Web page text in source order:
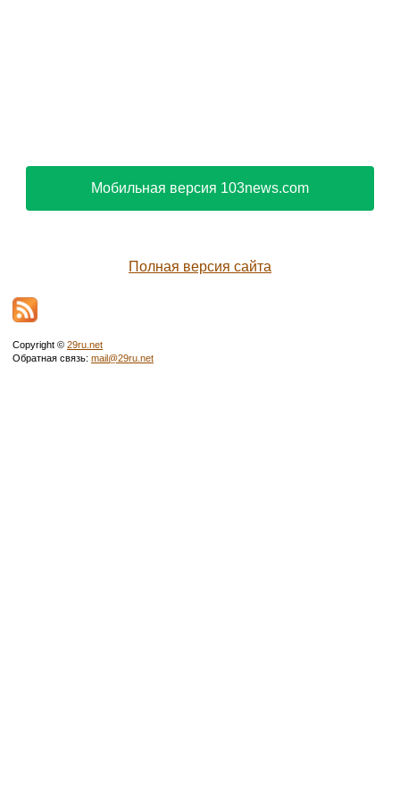
Мобильная версия 103news.com
Полная версия сайта
Copyright © 29ru.net
Обратная связь: mail@29ru.net